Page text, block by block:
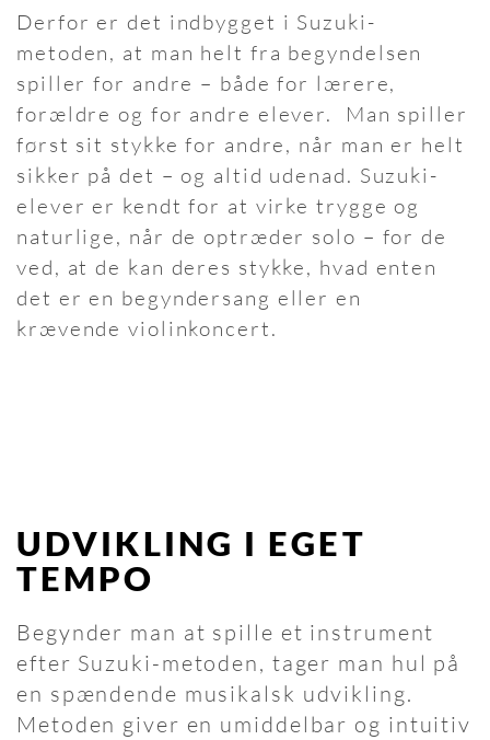
Derfor er det indbygget i Suzuki-
metoden, at man helt fra begyndelsen
spiller for andre – både for lærere,
forældre og for andre elever. Man spiller
først sit stykke for andre, når man er helt
sikker på det – og altid udenad. Suzuki-
elever er kendt for at virke trygge og
naturlige, når de optræder solo – for de
ved, at de kan deres stykke, hvad enten
det er en begyndersang eller en
krævende violinkoncert.
UDVIKLING I EGET
TEMPO
Begynder man at spille et instrument
efter Suzuki-metoden, tager man hul på
en spændende musikalsk udvikling.
Metoden giver en umiddelbar og intuitiv